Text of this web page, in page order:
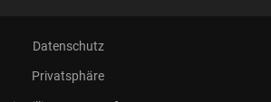
Datenschutz
Privatsphäre